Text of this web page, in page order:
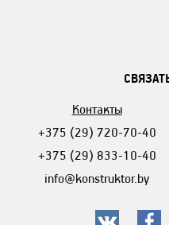
Контакты
+375 (29) 720-70-40
+375 (29) 833-10-40
info@konstruktor.by